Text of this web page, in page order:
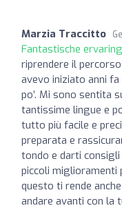
Marzia Traccitto
Fantastische
riprendere il
avevo iniziato anni fa
po’. Mi sono sentita
tantissime lingue e
tutto più facile e
preparata e
tondo e darti consigli
piccoli miglioramenti
questo ti rende
andare avanti con la